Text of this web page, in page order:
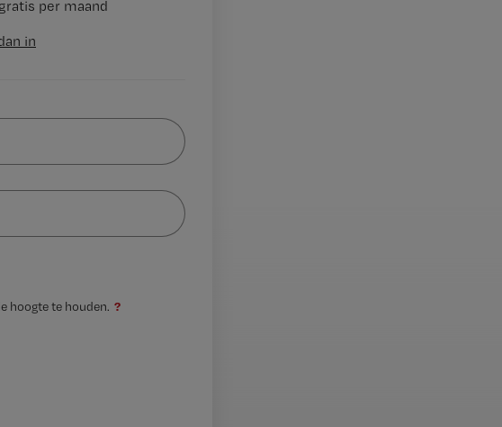
per maand
in
hoogte te houden. ?